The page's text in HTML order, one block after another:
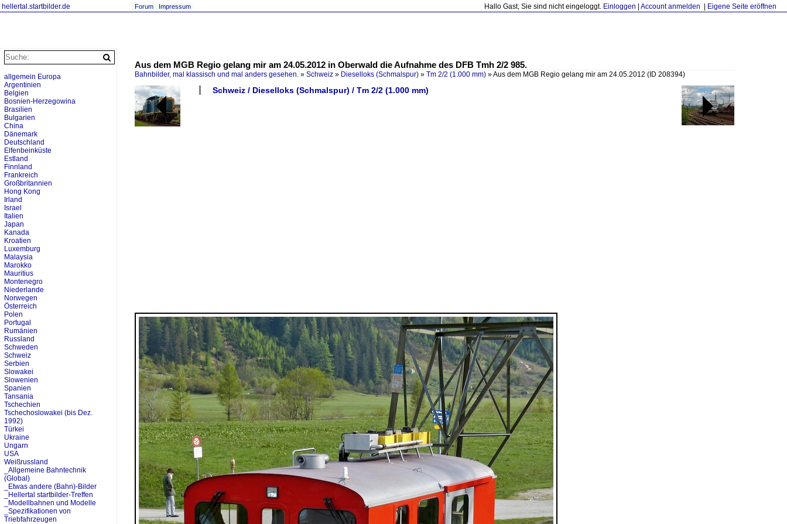
hellertal.startbilder.de Hallo Gast, Sie sind nicht eingeloggt. Einloggen Account anmelden Eigene Seite eröffnen
Forum Impressum
Aus dem MGB Regio gelang mir am 24.05.2012 in Oberwald die Aufnahme des DFB Tmh 2/2 985.
Bahnbilder, mal klassisch und mal anders gesehen. » Schweiz » Dieselloks (Schmalspur) » Tm 2/2 (1.000 mm) »Aus dem MGB Regio gelang mir am 24.05.2012 (ID 208394)
Schweiz / Dieselloks (Schmalspur) / Tm 2/2 (1.000 mm)
allgemein Europa
Argentinien
Belgien
Bosnien-Herzegowina
Brasilien
Bulgarien
China
Dänemark
Deutschland
Elfenbeinküste
Estland
Finnland
Frankreich
Großbritannien
Hong Kong
Irland
Israel
Italien
Japan
Kanada
Kroatien
Luxemburg
Malaysia
Marokko
Mauritius
Montenegro
Niederlande
Norwegen
Österreich
Polen
Portugal
Rumänien
Russland
Schweden
Schweiz
Serbien
Slowakei
Slowenien
Spanien
Tansania
Tschechien
Tschechoslowakei (bis Dez.
1992)
Türkei
Ukraine
Ungarn
USA
Weißrussland
_Allgemeine Bahntechnik
(Global)
_Etwas andere (Bahn)-Bilder
_Hellertal startbilder-Treffen
_Modellbahnen und Modelle
_Spezifikationen von
Triebfahrzeugen